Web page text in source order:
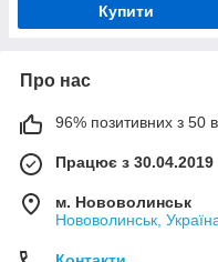
Купити
Про нас
96% позитивних з 50
Працює з 30.04.2019
м. Нововолинськ
Нововолинськ,